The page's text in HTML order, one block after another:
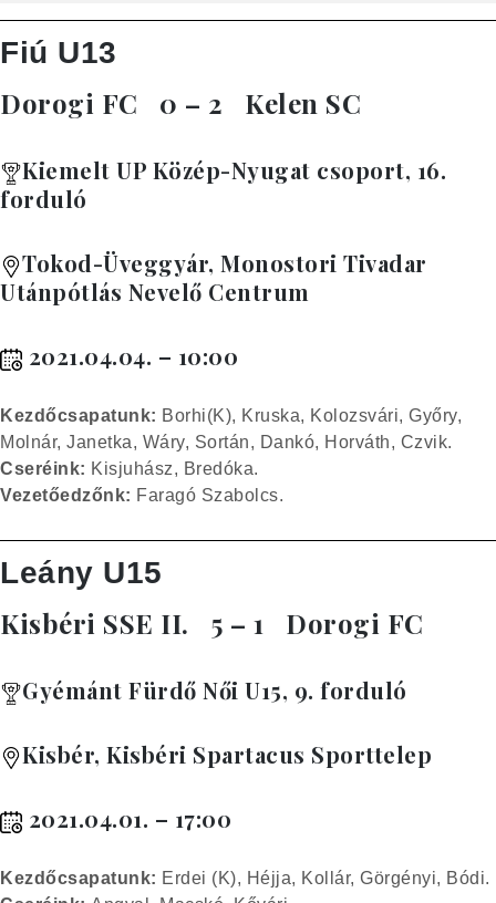
Fiú U13
Dorogi FC 0 – 2 Kelen SC
Kiemelt UP Közép-Nyugat csoport, 16.
forduló
Tokod-Üveggyár, Monostori Tivadar
Utánpótlás Nevelő Centrum
2021.04.04. – 10:00
Kezdőcsapatunk: Borhi(K), Kruska, Kolozsvári, Győry,
Molnár, Janetka, Wáry, Sortán, Dankó, Horváth, Czvik.
Cseréink: Kisjuhász, Bredóka.
Vezetőedzőnk: Faragó Szabolcs.
Leány U15
Kisbéri SSE II. 5 – 1 Dorogi FC
Gyémánt Fürdő Női U15, 9. forduló
Kisbér, Kisbéri Spartacus Sporttelep
2021.04.01. – 17:00
Kezdőcsapatunk: Erdei (K), Héjja, Kollár, Görgényi, Bódi.